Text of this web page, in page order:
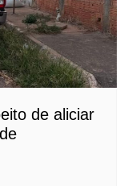
de aliciar